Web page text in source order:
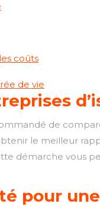
coûts
de vie
de
le meilleur
démarche vous
pour